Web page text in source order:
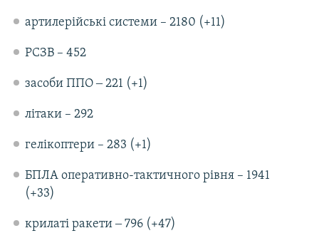
артилерійські системи – 2180 (+11)
РСЗВ – 452
засоби ППО ‒ 221 (+1)
літаки – 292
гелікоптери – 283 (+1)
БПЛА оперативно-тактичного рівня – 1941
(+33)
крилаті ракети ‒ 796 (+47)